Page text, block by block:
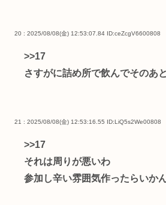
20 : 2025/08/08(金) 12:53:07.84 ID:ceZcgV6600808
>>17
さすがに詰め所で飲んでそのあ
21 : 2025/08/08(金) 12:53:16.55 ID:LiQ5s2We00808
>>17
それは周りが悪いわ
参加し辛い雰囲気作ったらいか